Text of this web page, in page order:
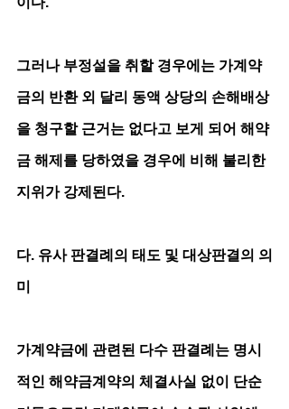
그러나 부정설을 취할 경우에는 가계약
금의 반환 외 달리 동액 상당의 손해배상
을 청구할 근거는 없다고 보게 되어 해약
금 해제를 당하였을 경우에 비해 불리한
지위가 강제된다.
다. 유사 판결례의 태도 및 대상판결의 의
미
가계약금에 관련된 다수 판결례는 명시
적인 해약금계약의 체결사실 없이 단순